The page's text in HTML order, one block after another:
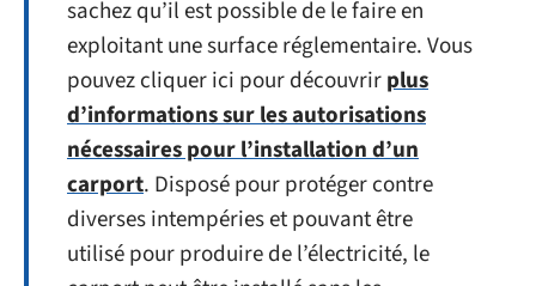
sachez qu’il est possible de le faire en
exploitant une surface réglementaire. Vous
pouvez cliquer ici pour découvrirplus
d’informations sur les autorisations
nécessaires pour l’installation d’un
carport. Disposé pour protéger contre
diverses intempéries et pouvant être
utilisé pour produire de l’électricité, le